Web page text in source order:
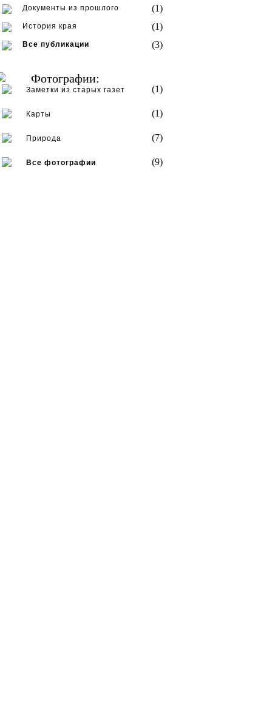
Документы из прошлого (1)
История края (1)
Все публикации (3)
Фотографии:
Заметки из старых газет (1)
Карты (1)
Природа (7)
Все фотографии (9)